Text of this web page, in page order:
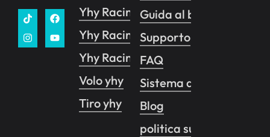
Yhy Racing
Yhy Racing VR
Yhy Racing Pro
Volo yhy
Tiro yhy
Guida al business
Supporto
FAQ
Sistema di controllo
Blog
politica sulla